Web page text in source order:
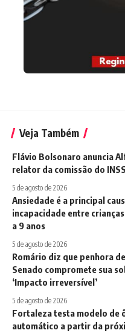
Veja Também
Flávio Bolsonaro anuncia
relator da comissão do
5 de agosto de 2026
Ansiedade é a principal
incapacidade entre
a 9 anos
5 de agosto de 2026
Romário diz que penhora
Senado compromete sua
‘Impacto irreversível’
5 de agosto de 2026
Fortaleza testa modelo de
automático a partir da